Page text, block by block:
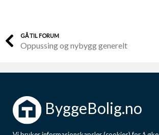
GÅ TIL FORUM
Oppussing og nybygg generelt
ByggeBolig.no